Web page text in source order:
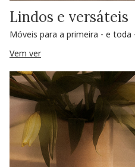
Lindos e versáteis
Móveis para a primeira - e toda
Vem ver